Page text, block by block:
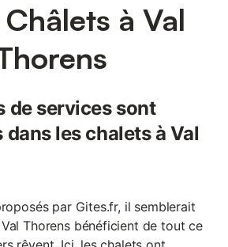
Châlets à Val
de services sont
les chalets à Val
par Gites.fr, il semblerait
Thorens bénéficient de tout ce